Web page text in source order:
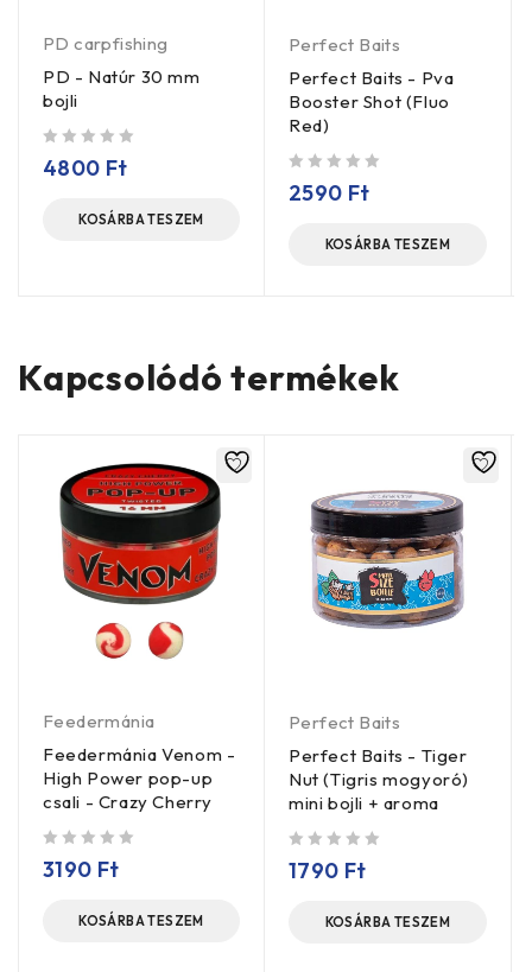
PD carpfishing
PD - Natúr 30 mm
bojli
4800 Ft
KOSÁRBA TESZEM
Perfect Baits
Perfect Baits - Pva
Booster Shot (Fluo
Red)
2590 Ft
KOSÁRBA TESZEM
Kapcsolódó termékek
Feedermánia
Feedermánia Venom -
High Power pop-up
csali - Crazy Cherry
3190 Ft
KOSÁRBA TESZEM
Perfect Baits
Perfect Baits - Tiger
Nut (Tigris mogyoró)
mini bojli + aroma
1790 Ft
KOSÁRBA TESZEM